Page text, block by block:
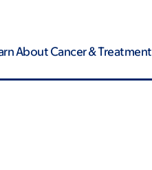
About Cancer & Treatment